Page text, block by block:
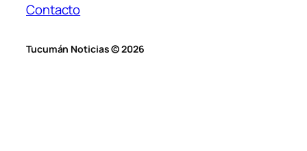
Contacto
Tucumán Noticias © 2026